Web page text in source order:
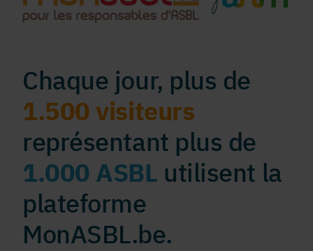
Chaque jour, plus de
1.500 visiteurs
représentant plus de
1.000 ASBL utilisent la
plateforme
MonASBL.be.